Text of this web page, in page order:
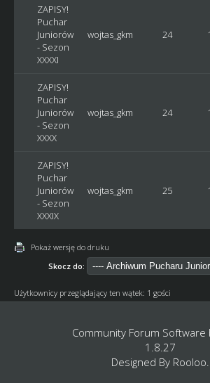
ZAPISY!
Puchar
Juniorów
- Sezon
XXXXI
wojtas_gkm 24
ZAPISY!
Puchar
Juniorów
- Sezon
XXXX
wojtas_gkm 24
ZAPISY!
Puchar
Juniorów
- Sezon
XXXIX
wojtas_gkm 25
Pokaż wersję do druku
Skocz do:
Użytkownicy przeglądający ten wątek: 1 gości
Community Forum Software
1.8.27
Designed By Rooloo